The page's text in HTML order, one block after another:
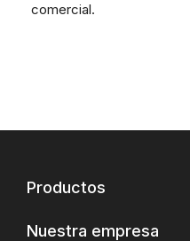
comercial.
Productos
Nuestra empresa